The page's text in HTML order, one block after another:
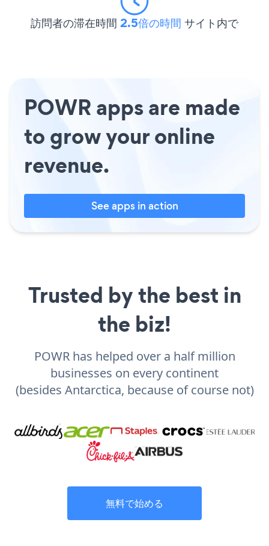
訪問者の滞在時間 2.5倍の時間 サイト内で
POWR apps are made
to grow your online
revenue.
See apps in action
Trusted by the best in
the biz!
POWR has helped over a half million
businesses on every continent
(besides Antarctica, because of course not)
無料で始める